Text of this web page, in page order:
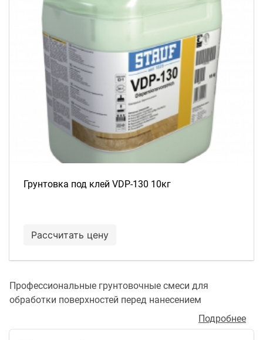
Грунтовка под клей VDP-130 10кг
Рассчитать цену
Профессиональные грунтовочные смеси для
обработки поверхностей перед нанесением
Подробнее